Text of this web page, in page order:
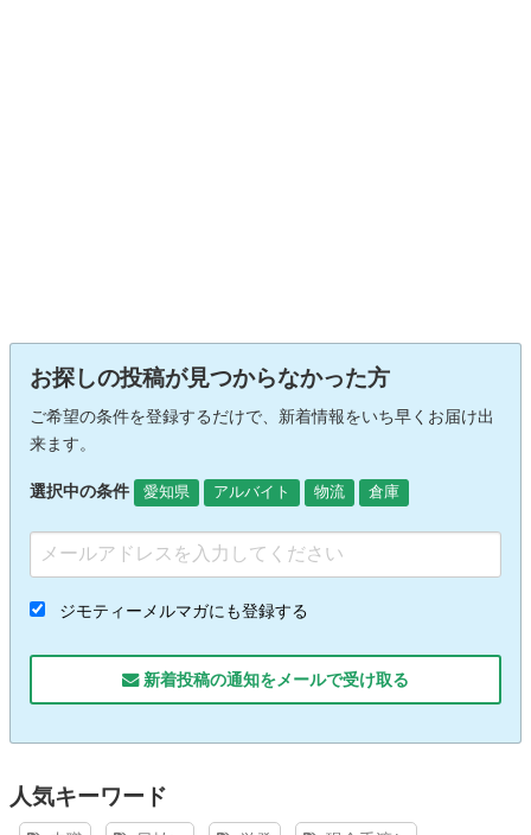
お探しの投稿が見つからなかった方
ご希望の条件を登録するだけで、新着情報をいち早くお届け出
来ます。
選択中の条件 愛知県 アルバイト 物流 倉庫
ジモティーメルマガにも登録する
新着投稿の通知をメールで受け取る
人気キーワード